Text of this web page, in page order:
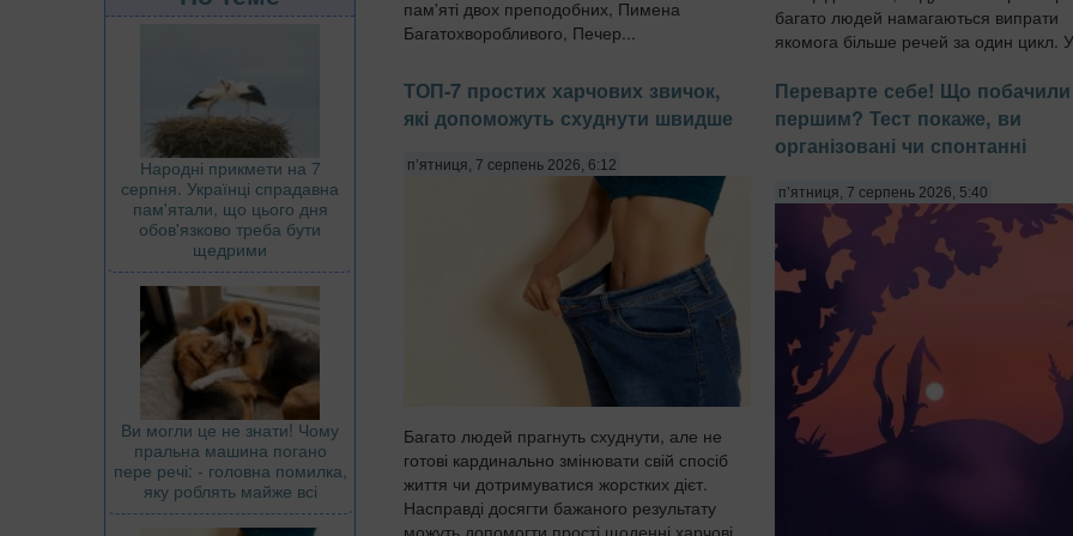
Народні прикмети на 7
серпня. Українці спрадавна
пам'ятали, що цього дня
обов'язково треба бути
щедрими
Ви могли це не знати! Чому
пральна машина погано
пере речі: - головна помилка,
яку роблять майже всі
пам'яті двох преподобних, Пимена
Багатохворобливого, Печер...
багато людей намагаються випрати
якомога більше речей за один цикл. У
ТОП-7 простих харчових звичок,
які допоможуть схуднути швидше
п’ятниця, 7 серпень 2026, 6:12
Багато людей прагнуть схуднути, але не
готові кардинально змінювати свій спосіб
життя чи дотримуватися жорстких дієт.
Насправді досягти бажаного результату
можуть допомогти прості щоденні харчові
Переварте себе! Що побачили
першим? Тест покаже, ви
організовані чи спонтанні
п’ятниця, 7 серпень 2026, 5:40